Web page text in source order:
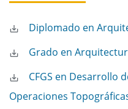
Diplomado en
Grado en
CFGS en Desarrollo
Operaciones